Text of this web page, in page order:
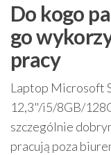
Do kogo
go
pracy
Laptop Microsoft
12,3"/i5/8GB/
szczególnie
pracują poza